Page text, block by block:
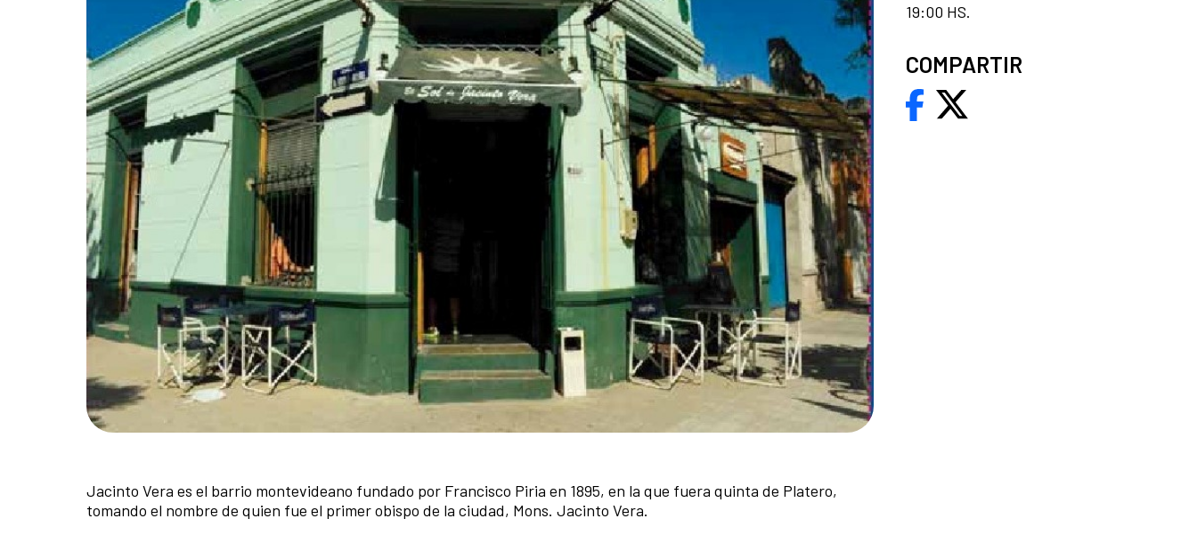
Jacinto Vera es el barrio montevideano fundado por Francisco Piria en 1895, en la que fuera quinta de Platero,
tomando el nombre de quien fue el primer obispo de la ciudad, Mons. Jacinto Vera.
19:00 HS.
COMPARTIR